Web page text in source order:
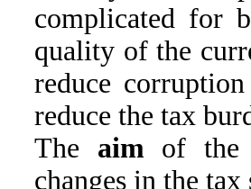
complicated for
quality of the
reduce
reduce the tax
The aimof the
changes in the